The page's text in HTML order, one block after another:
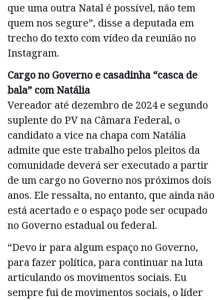
que uma outra Natal é possível, não tem
quem nos segure”, disse a deputada em
trecho do texto com vídeo da reunião no
Instagram.
Cargo no Governo e casadinha “casca de
bala” com Natália
Vereador até dezembro de 2024 e segundo
suplente do PV na Câmara Federal, o
candidato a vice na chapa com Natália
admite que este trabalho pelos pleitos da
comunidade deverá ser executado a partir
de um cargo no Governo nos próximos dois
anos. Ele ressalta, no entanto, que ainda não
está acertado e o espaço pode ser ocupado
no Governo estadual ou federal.
“Devo ir para algum espaço no Governo,
para fazer política, para continuar na luta
articulando os movimentos sociais. Eu
sempre fui de movimentos sociais, o líder